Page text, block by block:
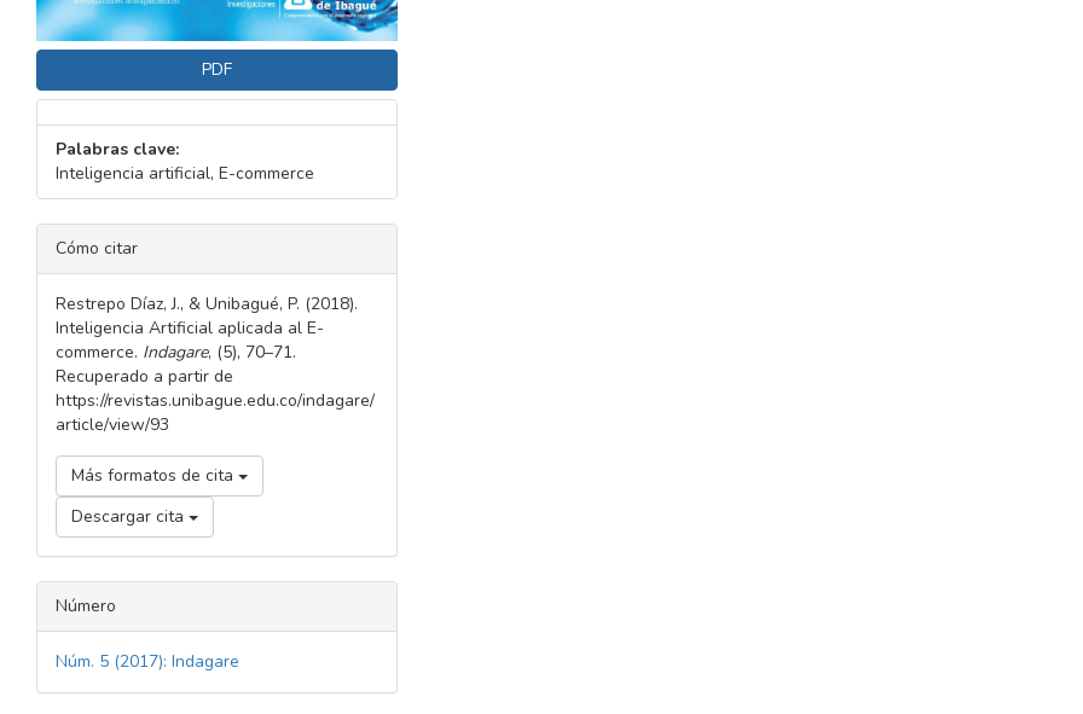
PDF
Palabras clave:
Inteligencia artificial, E-commerce
DETALLES
DEL
ARTÍCULO
Cómo citar
Restrepo Díaz, J., & Unibagué, P. (2018).
Inteligencia Artificial aplicada al E-
commerce. Indagare, (5), 70–71.
Recuperado a partir de
https://revistas.unibague.edu.co/indagare/
article/view/93
Más formatos de cita
Descargar cita
Número
Núm. 5 (2017): Indagare